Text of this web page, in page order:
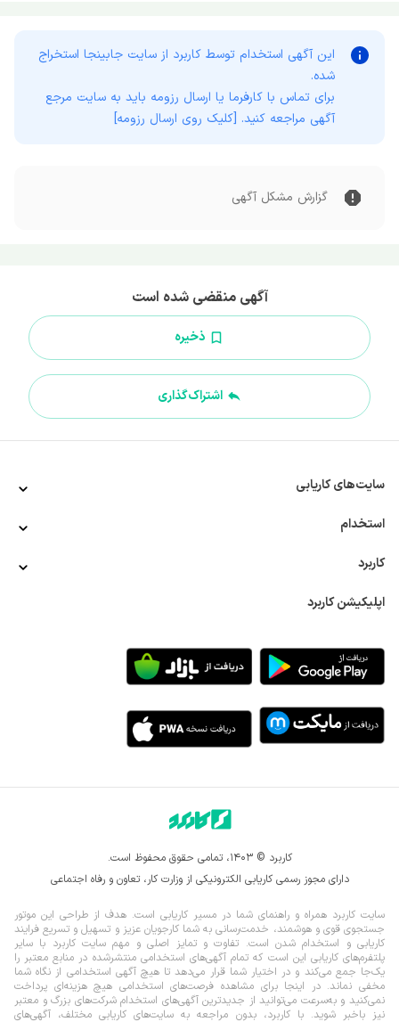
این آگهی استخدام توسط کاربرد از سایت جابینجا استخراج
شده.
برای تماس با کارفرما یا ارسال رزومه باید به سایت مرجع
آگهی مراجعه کنید. [کلیک روی ارسال رزومه]
گزارش مشکل آگهی
آگهی منقضی شده است
ذخیره
اشتراک‌گذاری
سایت‌های کاریابی
استخدام
کاربرد
اپلیکیشن کاربرد
کاربرد © ۱۴۰۳، تمامی حقوق محفوظ است.
دارای مجوز رسمی کاریابی الکترونیکی از وزارت کار، تعاون و رفاه اجتماعی
سایت کاربرد همراه و راهنمای شما در مسیر کاریابی است. هدف از طراحی این موتور
جستجوی قوی و هوشمند، خدمت‌رسانی به شما کارجویان عزیز و تسهیل و تسریع فرایند
کاریابی و استخدام شدن است. تفاوت و تمایز اصلی و مهم سایت کاربرد با سایر
پلتفرم‌های کاریابی این است که تمام آگهی‌های استخدامی منتشرشده در منابع معتبر را
یک‌‌جا جمع می‌کند و در اختیار شما قرار می‌‌‌دهد تا هیچ آگهی استخدامی از نگاه شما
مخفی نماند.در اینجا برای مشاهده فرصت‌های استخدامی هیچ هزینه‌ای پرداخت
نمی‌کنید و به‌سرعت می‌توانید از جدیدترین آگهی‌های استخدام شرکت‌های بزرگ و معتبر
نیز باخبر شوید. با کاربرد، بدون مراجعه به سایت‌های کاریابی مختلف، آگهی‌های